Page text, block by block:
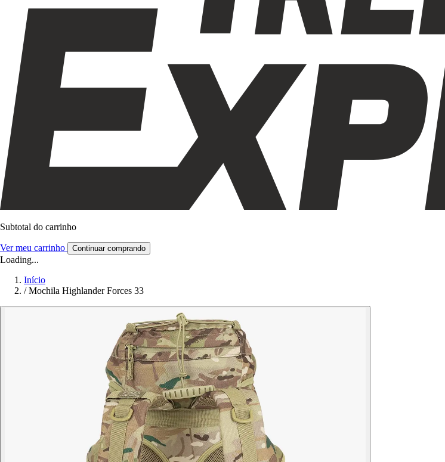
Subtotal do carrinho
Ver meu carrinho Continuar comprando
Loading...
Início
/ Mochila Highlander Forces 33